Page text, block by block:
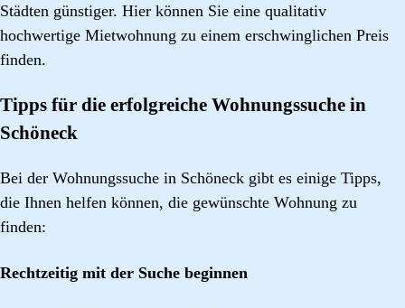
Städten günstiger. Hier können Sie eine qualitativ
hochwertige Mietwohnung zu einem erschwinglichen Preis
finden.
Tipps für die erfolgreiche Wohnungssuche in
Schöneck
Bei der Wohnungssuche in Schöneck gibt es einige Tipps,
die Ihnen helfen können, die gewünschte Wohnung zu
finden:
Rechtzeitig mit der Suche beginnen